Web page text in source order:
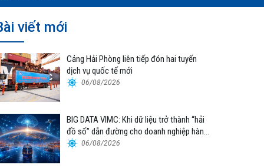
viết mới
Cảng Hải Phòng liên tiếp đón hai tuyến
dịch vụ quốc tế mới
06/08/2026
BIG DATA VIMC: Khi dữ liệu trở thành “hải
đồ số” dẫn đường cho doanh nghiệp hàng
hải 06/08/2026